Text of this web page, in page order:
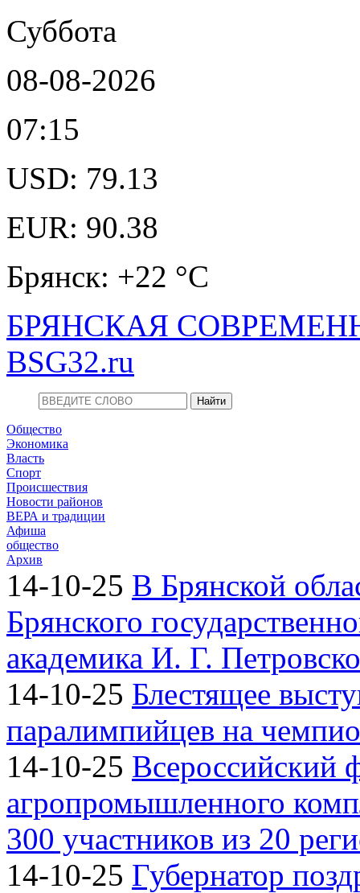
Суббота
08-08-2026
07:15
USD: 79.13
EUR: 90.38
Брянск: +22 °С
БРЯНСКАЯ
BSG32.ru
Общество
Экономика
Власть
Спорт
Происшествия
Новости районов
ВЕРА и традиции
Афиша
общество
Архив
14-10-25 В Брянской
Брянского
академика И. Г.
14-10-25 Блестящее
паралимпийцев на
14-10-25 Всероссийский
агропромышленного
300 участников из 20
14-10-25 Губернатор